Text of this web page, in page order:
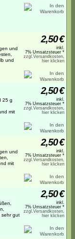
und
und
2,50€
inkl.
7% Umsatzsteuer *
zzgl.Versandkosten,
hier klicken
25 g
mit
2,50€
inkl.
7% Umsatzsteuer *
zzgl.Versandkosten,
hier klicken
und
mit
2,50€
inkl.
7% Umsatzsteuer *
zzgl.Versandkosten,
hier klicken
sehr gut
2,50€
inkl.
7% Umsatzsteuer *
zzgl.Versandkosten,
hier klicken